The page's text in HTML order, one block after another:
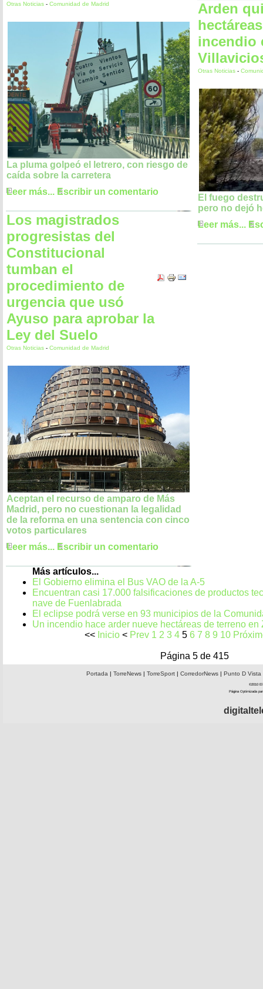
Otras Noticias - Comunidad de Madrid
La pluma golpeó el letrero, con riesgo de
caída sobre la carretera
Leer más... Escribir un comentario
Los magistrados
progresistas del
Constitucional
tumban el
procedimiento de
urgencia que usó
Ayuso para aprobar la
Ley del Suelo
Otras Noticias - Comunidad de Madrid
Aceptan el recurso de amparo de Más
Madrid, pero no cuestionan la legalidad
de la reforma en una sentencia con cinco
votos particulares
Leer más... Escribir un comentario
Arden
incendio
Otras Noticias -
El fuego
pero no dejó
Leer más...
Más artículos...
El Gobierno elimina el Bus VAO de la A-5
Encuentran casi 17.000 falsificaciones de productos
nave de Fuenlabrada
El eclipse podrá verse en 93 municipios de la
Un incendio hace arder nueve hectáreas de terreno en
<< Inicio < Prev 1 2 3 4 5 6 7 8 9 10
Página 5 de 415
Portada | TorreNews| TorreSport| CorredorNews| Punto D Vista
©2010 El
Página Optimizada